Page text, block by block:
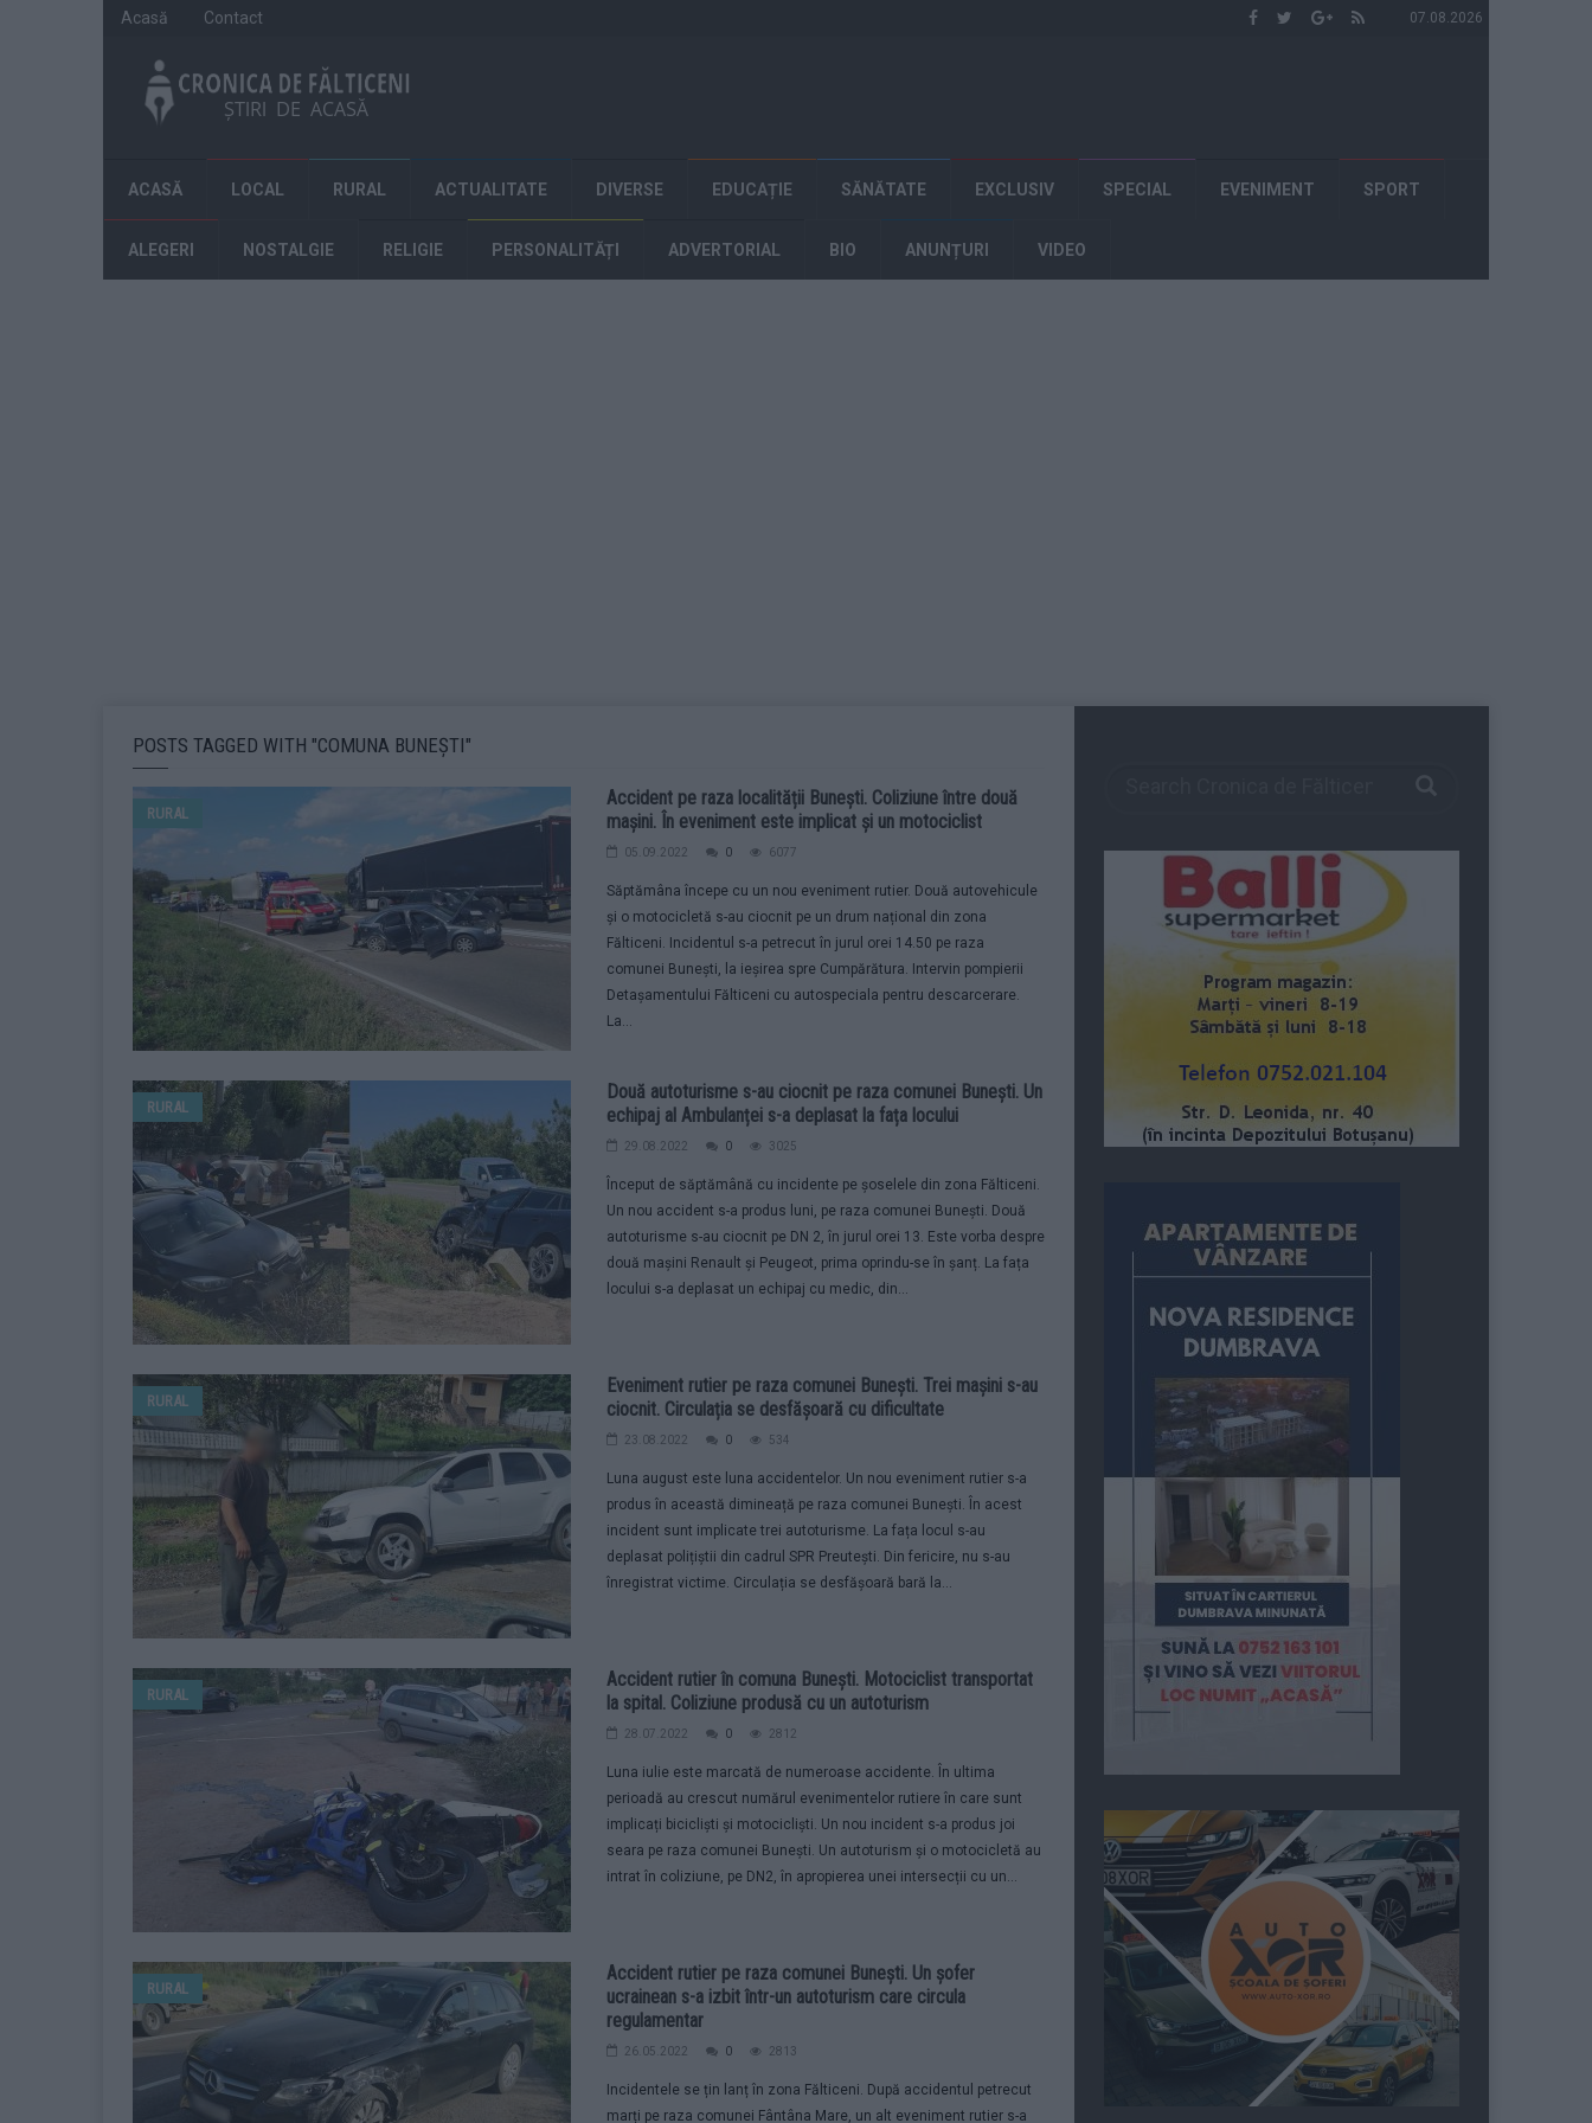
07.08.2026
Acasă Contact
ACASĂ LOCAL RURAL ACTUALITATE DIVERSE EDUCAȚIE SĂNĂTATE EXCLUSIV SPECIAL EVENIMENT SPORT
ALEGERI NOSTALGIE RELIGIE PERSONALITĂȚI ADVERTORIAL BIO ANUNȚURI VIDEO
POSTS TAGGED WITH "COMUNA BUNEȘTI"
RURAL
Accident pe raza localității Bunești. Coliziune între două
mașini. În eveniment este implicat și un motociclist
05.09.2022 0 6077
Săptămâna începe cu un nou eveniment rutier. Două autovehicule
și o motocicletă s-au ciocnit pe un drum național din zona
Fălticeni. Incidentul s-a petrecut în jurul orei 14.50 pe raza
comunei Bunești, la ieșirea spre Cumpărătura. Intervin pompierii
Detașamentului Fălticeni cu autospeciala pentru descarcerare.
La...
RURAL
Două autoturisme s-au ciocnit pe raza comunei Bunești. Un
echipaj al Ambulanței s-a deplasat la fața locului
29.08.2022 0 3025
Început de săptămână cu incidente pe șoselele din zona Fălticeni.
Un nou accident s-a produs luni, pe raza comunei Bunești. Două
autoturisme s-au ciocnit pe DN 2, în jurul orei 13. Este vorba despre
două mașini Renault și Peugeot, prima oprindu-se în șanț. La fața
locului s-a deplasat un echipaj cu medic, din...
RURAL
Eveniment rutier pe raza comunei Bunești. Trei mașini s-au
ciocnit. Circulația se desfășoară cu dificultate
23.08.2022 0 534
Luna august este luna accidentelor. Un nou eveniment rutier s-a
produs în această dimineață pe raza comunei Bunești. În acest
incident sunt implicate trei autoturisme. La fața locul s-au
deplasat polițiștii din cadrul SPR Preutești. Din fericire, nu s-au
înregistrat victime. Circulația se desfășoară bară la...
RURAL
Accident rutier în comuna Bunești. Motociclist transportat
la spital. Coliziune produsă cu un autoturism
28.07.2022 0 2812
Luna iulie este marcată de numeroase accidente. În ultima
perioadă au crescut numărul evenimentelor rutiere în care sunt
implicați bicicliști și motocicliști. Un nou incident s-a produs joi
seara pe raza comunei Bunești. Un autoturism și o motocicletă au
intrat în coliziune, pe DN2, în apropierea unei intersecții cu un...
RURAL
Accident rutier pe raza comunei Bunești. Un șofer
ucrainean s-a izbit într-un autoturism care circula
regulamentar
26.05.2022 0 2813
Incidentele se țin lanț în zona Fălticeni. După accidentul petrecut
marți pe raza comunei Fântâna Mare, un alt eveniment rutier s-a